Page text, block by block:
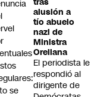
alusión a
tío abuelo
nazi de
Ministra
Orellana
El periodista le
respondió al
dirigente de
se